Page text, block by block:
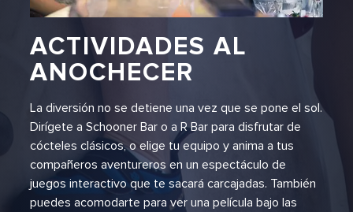
ACTIVIDADES AL
ANOCHECER
La diversión no se detiene una vez que se pone el sol.
Dirígete a Schooner Bar o a R Bar para disfrutar de
cócteles clásicos, o elige tu equipo y anima a tus
compañeros aventureros en un espectáculo de
juegos interactivo que te sacará carcajadas. También
puedes acomodarte para ver una película bajo las